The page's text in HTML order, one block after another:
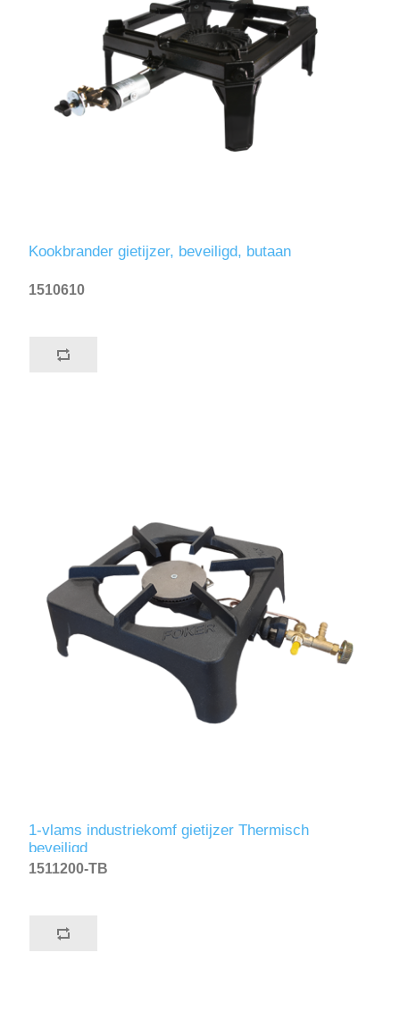
Kookbrander gietijzer, beveiligd, butaan
1510610
1-vlams industriekomf gietijzer Thermisch
beveiligd
1511200-TB